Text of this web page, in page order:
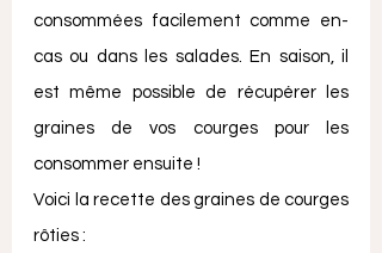
consommées facilement comme en-
cas ou dans les salades. En saison, il
est même possible de récupérer les
graines de vos courges pour les
consommer ensuite !
Voici la recette des graines de courges
rôties :